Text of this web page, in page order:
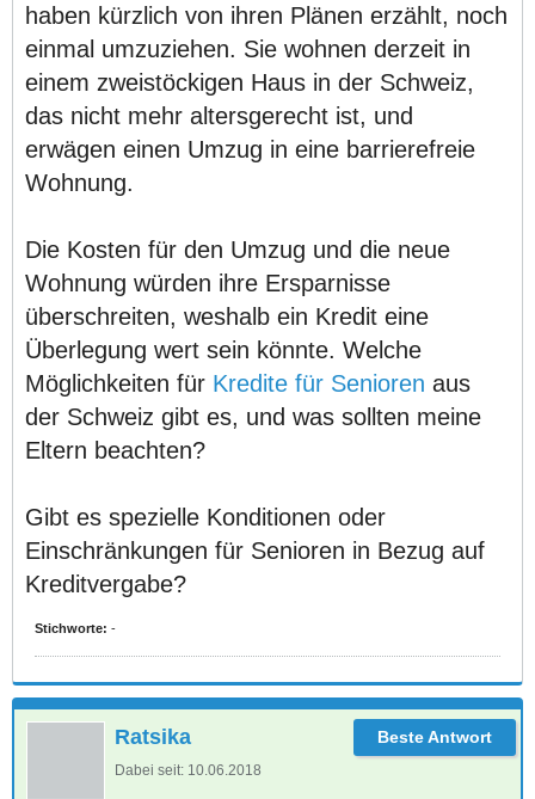
haben kürzlich von ihren Plänen erzählt, noch
einmal umzuziehen. Sie wohnen derzeit in
einem zweistöckigen Haus in der Schweiz,
das nicht mehr altersgerecht ist, und
erwägen einen Umzug in eine barrierefreie
Wohnung.
Die Kosten für den Umzug und die neue
Wohnung würden ihre Ersparnisse
überschreiten, weshalb ein Kredit eine
Überlegung wert sein könnte. Welche
Möglichkeiten für Kredite für Senioren aus
der Schweiz gibt es, und was sollten meine
Eltern beachten?
Gibt es spezielle Konditionen oder
Einschränkungen für Senioren in Bezug auf
Kreditvergabe?
Stichworte: -
Ratsika
Dabei seit: 10.06.2018